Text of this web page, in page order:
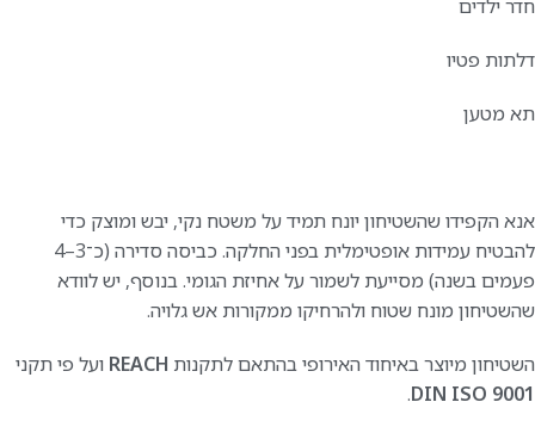
חדר ילדים
דלתות פטיו
תא מטען
אנא הקפידו שהשטיחון יונח תמיד על משטח נקי, יבש ומוצק כדי
להבטיח עמידות אופטימלית בפני החלקה. כביסה סדירה (כ־3–4
פעמים בשנה) מסייעת לשמור על אחיזת הגומי. בנוסף, יש לוודא
שהשטיחון מונח שטוח ולהרחיקו ממקורות אש גלויה.
השטיחון מיוצר באיחוד האירופי בהתאם לתקנות REACH ועל פי תקני
DIN ISO 9001
.